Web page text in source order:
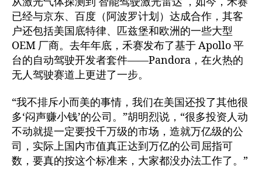
已经与京东、百度（阿波罗计划）达成合作，其客
户还包括美国底特律、匹兹堡和欧洲的一些大型
OEM 厂商。去年年底，禾赛发布了基于 Apollo 平
台的自动驾驶开发者套件——Pandora，在火热的
无人驾驶赛道上更进了一步。
“我不排斥小而美的事情，我们在美国还投了其他很
多‘闷声赚小钱’的公司。”胡明烈说，“很多投资人动
不动就提一定要投千万级的市场，造就万亿级的公
司，实际上国内市值真正达到万亿的公司屈指可
数，要真的按这个标准来，大家都没办法工作了。”